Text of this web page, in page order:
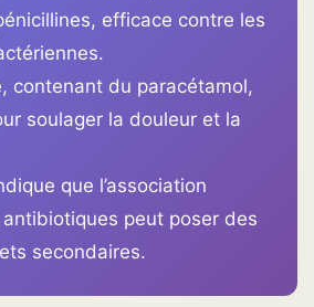
efficace contre les
contenant du paracétamol,
soulager la douleur et la
que l’association
peut poser des
secondaires.